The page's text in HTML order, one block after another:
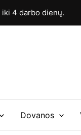
iki 4 darbo dienų.
Dovanos